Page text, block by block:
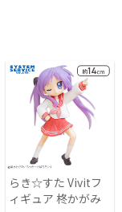
らき☆すた Vivitフ
ィギュア 柊かがみ